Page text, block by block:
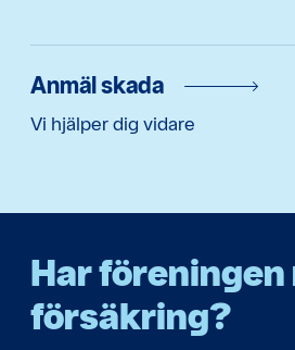
Anmäl skada
Vi hjälper dig vidare
Har
försäkring?